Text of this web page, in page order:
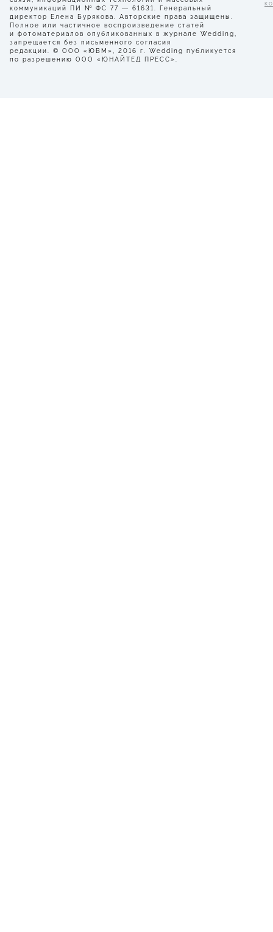
коммуникаций ПИ № ФС 77 — 61631. Генеральный
директор Елена Бурякова. Авторские права защищены.
Полное или частичное воспроизведение статей
и фотоматериалов опубликованных в журнале Wedding,
запрещается без письменного согласия
редакции. © ООО «ЮВМ», 2016 г. Wedding публикуется
по разрешению ООО «ЮНАЙТЕД ПРЕСС».